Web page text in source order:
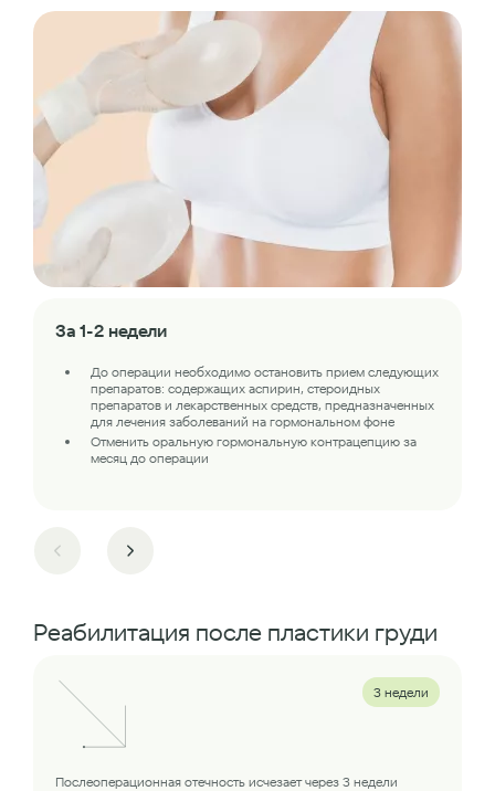
За 1-2 недели
До операции необходимо остановить прием следующих
препаратов: содержащих аспирин, стероидных
препаратов и лекарственных средств, предназначенных
для лечения заболеваний на гормональном фоне
Отменить оральную гормональную контрацепцию за
месяц до операции
Реабилитация после пластики груди
3 недели
Послеоперационная отечность исчезает через 3 недели